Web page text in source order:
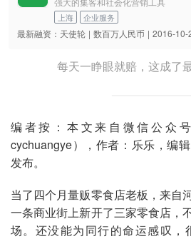
上海 企业服务
最新融资： 天使轮 | 数百万人民币 | 2016-10-
每天一睁眼就赔，这成了
编者按：本文来自微信公众
cychuangye），作者：乐乐，编
发布。
当了四个月量贩零食店老板，来自
一条商业街上新开了三家零食店，
场。还没能为同行的命运感叹，